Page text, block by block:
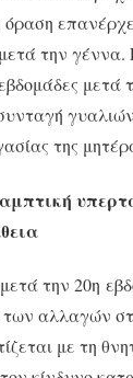
όραση
την
μετά
της
την 20η
των αλλαγών
με τη